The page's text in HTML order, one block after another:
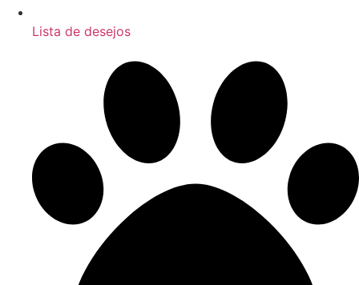
Lista de desejos